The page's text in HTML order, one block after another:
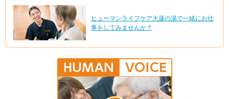
ヒューマンライフケア大蓮の湯で一緒にお仕
事をしてみませんか？